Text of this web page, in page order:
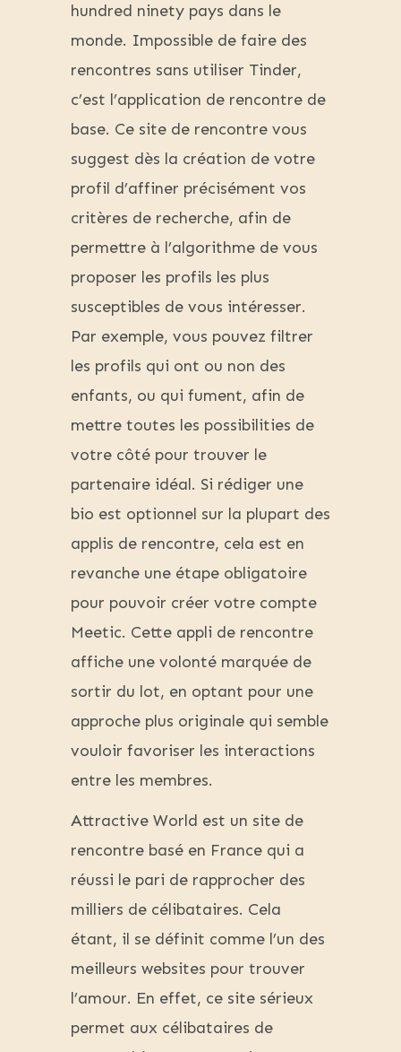
hundred ninety pays dans le
monde. Impossible de faire des
rencontres sans utiliser Tinder,
c’est l’application de rencontre de
base. Ce site de rencontre vous
suggest dès la création de votre
profil d’affiner précisément vos
critères de recherche, afin de
permettre à l’algorithme de vous
proposer les profils les plus
susceptibles de vous intéresser.
Par exemple, vous pouvez filtrer
les profils qui ont ou non des
enfants, ou qui fument, afin de
mettre toutes les possibilities de
votre côté pour trouver le
partenaire idéal. Si rédiger une
bio est optionnel sur la plupart des
applis de rencontre, cela est en
revanche une étape obligatoire
pour pouvoir créer votre compte
Meetic. Cette appli de rencontre
affiche une volonté marquée de
sortir du lot, en optant pour une
approche plus originale qui semble
vouloir favoriser les interactions
entre les membres.
Attractive World est un site de
rencontre basé en France qui a
réussi le pari de rapprocher des
milliers de célibataires. Cela
étant, il se définit comme l’un des
meilleurs websites pour trouver
l’amour. En effet, ce site sérieux
permet aux célibataires de